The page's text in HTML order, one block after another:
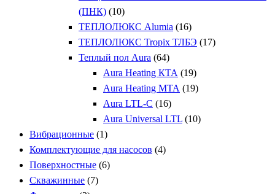
(ПНК) (10)
ТЕПЛОЛЮКС Alumia (16)
ТЕПЛОЛЮКС Tropix ТЛБЭ (17)
Теплый пол Aura (64)
Aura Heating КТА (19)
Aura Heating МТА (19)
Aura LTL-C (16)
Aura Universal LTL (10)
Вибрационные (1)
Комплектующие для насосов (4)
Поверхностные (6)
Скважинные (7)